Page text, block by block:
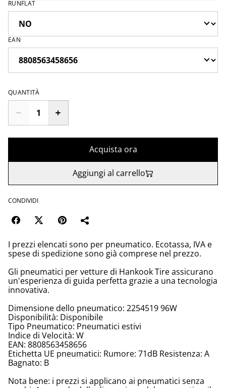
RUNFLAT
EAN
QUANTITÀ
Acquista ora
Aggiungi al carrello
CONDIVIDI
I prezzi elencati sono per pneumatico. Ecotassa, IVA e
spese di spedizione sono già comprese nel prezzo.
Gli pneumatici per vetture di Hankook Tire assicurano
un'esperienza di guida perfetta grazie a una tecnologia
innovativa.
Dimensione dello pneumatico: 2254519 96W
Disponibilità: Disponibile
Tipo Pneumatico: Pneumatici estivi
Indice di Velocità: W
EAN: 8808563458656
Etichetta UE pneumatici: Rumore: 71dB Resistenza: A
Bagnato: B
Nota bene: i prezzi si applicano ai pneumatici senza